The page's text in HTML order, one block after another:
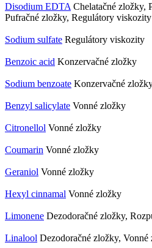
Disodium EDTA Chelatačné zložky,
Pufračné zložky, Regulátory viskozity
Sodium sulfate Regulátory viskozity
Benzoic acid Konzervačné zložky
Sodium benzoate Konzervačné
Benzyl salicylate Vonné zložky
Citronellol Vonné zložky
Coumarin Vonné zložky
Geraniol Vonné zložky
Hexyl cinnamal Vonné zložky
Limonene Dezodoračné zložky,
Linalool Dezodoračné zložky, Vonné